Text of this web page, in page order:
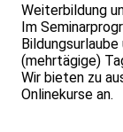
Weiterbildung
Im
(mehrtägige)
Wir bieten zu
Onlinekurse an.